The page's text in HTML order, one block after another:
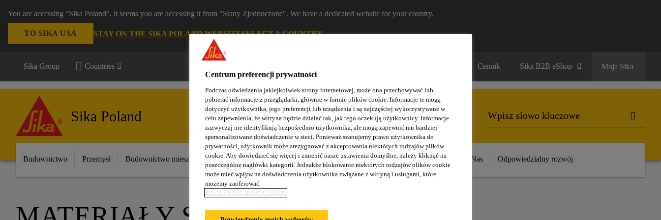
You are accessing "Sika Poland", it seems you are accessing it from "Stany Zjednoczone". We have a dedicated website for your country.
TO SIKA USA STAY ON THE SIKA POLAND WEBSITESELECT A COUNTRY
Sika Group Countries Cennik Sika B2B eShop Moja Sika
Sika Poland
Budownictwo Przemysł Budownictwo mieszkaniowe Nasze realizacje Baza wiedzy / Dokumentacja Szkolenia Sika O Nas Odpowiedzialny rozwój
Centrum preferencji prywatności
Podczas odwiedzania jakiejkolwiek strony internetowej, może ona przechowywać lub
pobierać informacje z przeglądarki, głównie w formie plików cookie. Informacje te mogą
dotyczyć użytkownika, jego preferencji lub urządzenia i są najczęściej wykorzystywane w
celu zapewnienia, że witryna będzie działać tak, jak tego oczekują użytkownicy. Informacje
zazwyczaj nie identyfikują bezpośrednio użytkownika, ale mogą zapewnić mu bardziej
spersonalizowane doświadczenie w sieci. Ponieważ szanujemy prawo użytkownika do
prywatności, użytkownik może zrezygnować z akceptowania niektórych rodzajów plików
cookie. Aby dowiedzieć się więcej i zmienić nasze ustawienia domyślne, należy kliknąć na
poszczególne nagłówki kategorii. Jednakże blokowanie niektórych rodzajów plików cookie
może mieć wpływ na doświadczenia użytkownika związane z witryną i usługami, które
możemy zaoferować.
POLITYKA PLIKÓW COOKIE